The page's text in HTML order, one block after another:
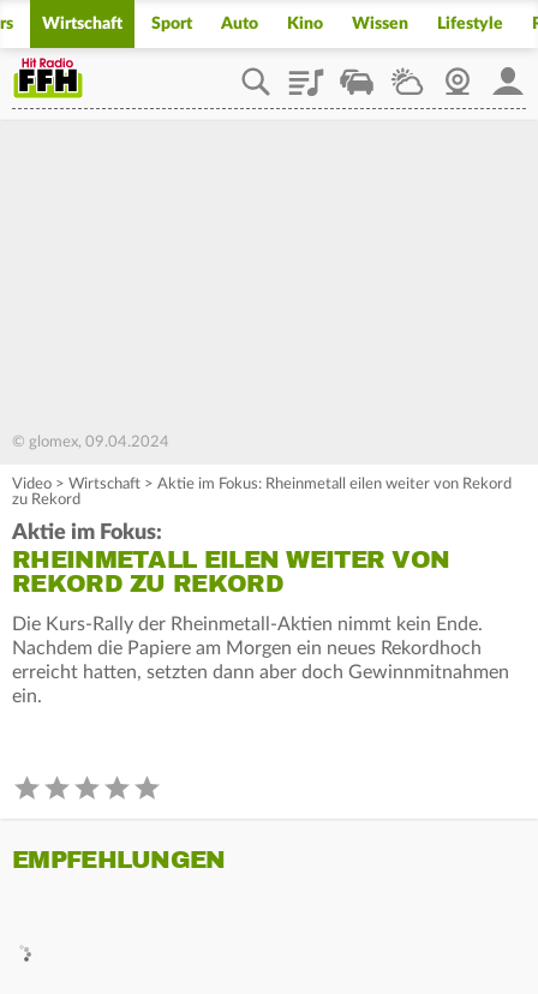
Wirtschaft Sport Auto Kino Wissen Lifestyle
PlaylistStaupilotWetterWebcam
© glomex, 09.04.2024
Video > Wirtschaft > Aktie im Fokus: Rheinmetall eilen weiter von Rekord
zu Rekord
Aktie im Fokus:
RHEINMETALL EILEN WEITER VON
REKORD ZU REKORD
Die Kurs-Rally der Rheinmetall-Aktien nimmt kein Ende.
Nachdem die Papiere am Morgen ein neues Rekordhoch
erreicht hatten, setzten dann aber doch Gewinnmitnahmen
ein.
EMPFEHLUNGEN